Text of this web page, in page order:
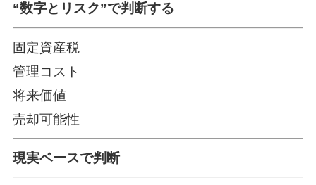
“数字とリスク”で判断する
固定資産税
管理コスト
将来価値
売却可能性
現実ベースで判断